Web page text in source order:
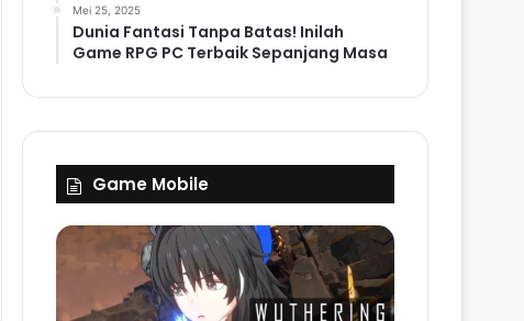
Mei 25, 2025
Dunia Fantasi Tanpa Batas! Inilah
Game RPG PC Terbaik Sepanjang Masa
Game Mobile